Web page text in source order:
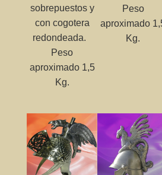
sobrepuestos y
con cogotera
redondeada.
Peso
aproximado 1,5
Kg.
Peso
aproximado
Kg.